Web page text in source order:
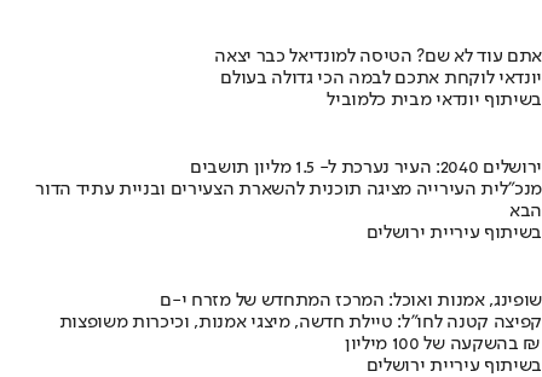
אתם עוד לא שם? הטיסה למונדיאל כבר יצאה
יונדאי לוקחת אתכם לבמה הכי גדולה בעולם
בשיתוף יונדאי מבית כלמוביל
ירושלים 2040: העיר נערכת ל- 1.5 מליון תושבים
מנכ"לית העירייה מציגה תוכנית להשארת הצעירים ובניית עתיד הדור
הבא
בשיתוף עיריית ירושלים
שופינג, אמנות ואוכל: המרכז המתחדש של מזרח י-ם
קפיצה קטנה לחו"ל: טיילת חדשה, מיצגי אמנות, וכיכרות משופצות
בהשקעה של 100 מיליון ₪
בשיתוף עיריית ירושלים